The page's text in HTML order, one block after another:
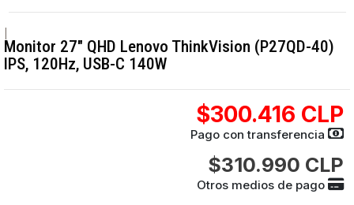
Monitor 27" QHD Lenovo ThinkVision (P27QD-40)
IPS, 120Hz, USB-C 140W
$300.416 CLP
Pago con transferencia
$310.990 CLP
Otros medios de pago